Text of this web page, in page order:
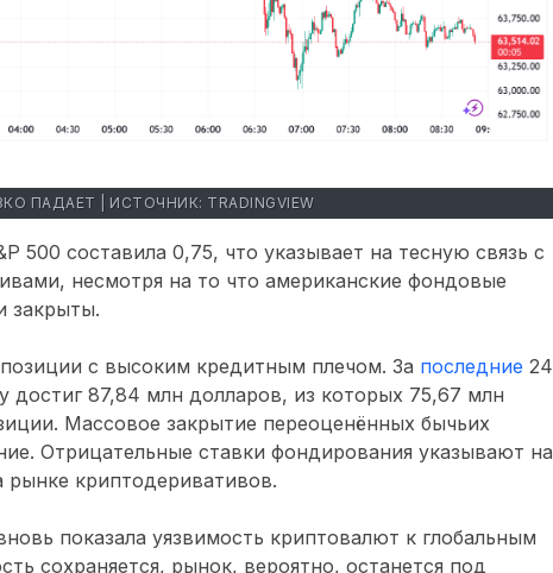
ПАДАЕТ | ИСТОЧНИК: TRADINGVIEW
500 составила 0,75, что указывает на тесную связь с
несмотря на то что американские фондовые
закрыты.
с высоким кредитным плечом. За последние 24
достиг 87,84 млн долларов, из которых 75,67 млн
Массовое закрытие переоценённых бычьих
Отрицательные ставки фондирования указывают на
криптодеривативов.
показала уязвимость криптовалют к глобальным
сохраняется, рынок, вероятно, останется под